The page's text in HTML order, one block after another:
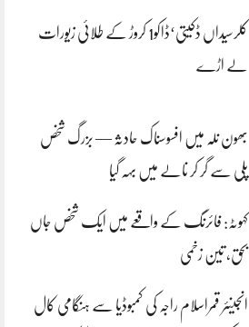
کلرسیداں ڈکیتی‘ڈاکو1 کروڑ کے طلائی زیورات
لے اڑے
بھون نلہ میں افسوسناک حادثہ — بزرگ شخص
پلی سے گر کر نالے میں بہہ گیا
کہوٹہ: فائرنگ کے واقعے میں ایک شخص جاں
بحق، تین زخمی
انجینئر قمراسلام راجہ کی کمبوڈیا سے ہنگامی کال